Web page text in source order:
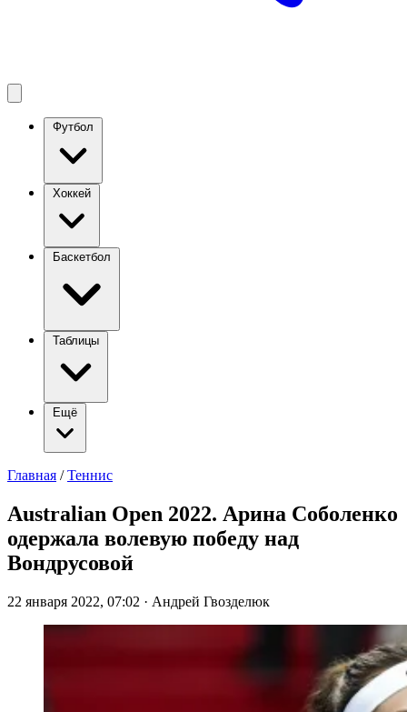
Футбол
Хоккей
Баскетбол
Таблицы
Ещё
Главная / Теннис
Australian Open 2022. Арина Соболенко
одержала волевую победу над
Вондрусовой
22 января 2022, 07:02 · Андрей Гвозделюк